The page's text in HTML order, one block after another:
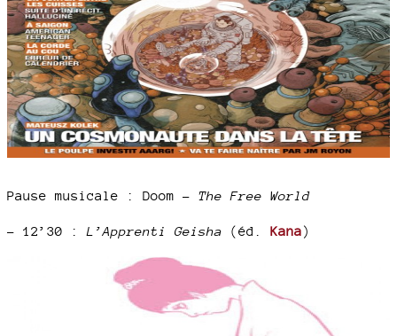
Pause musicale : Doom – The Free World
– 12’30 : L’Apprenti Geisha (éd. Kana)